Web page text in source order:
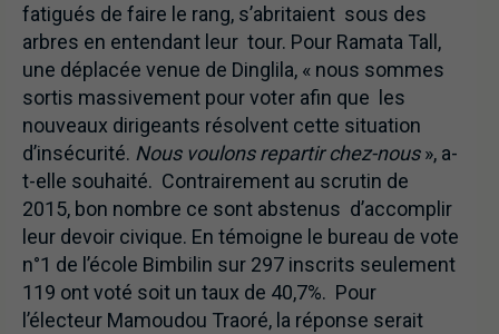
fatigués de faire le rang, s’abritaient sous des
arbres en entendant leur tour. Pour Ramata Tall,
une déplacée venue de Dinglila, « nous sommes
sortis massivement pour voter afin que les
nouveaux dirigeants résolvent cette situation
d’insécurité. Nous voulons repartir chez-nous», a-
t-elle souhaité. Contrairement au scrutin de
2015, bon nombre ce sont abstenus d’accomplir
leur devoir civique. En témoigne le bureau de vote
n°1 de l’école Bimbilin sur 297 inscrits seulement
119 ont voté soit un taux de 40,7%. Pour
l’électeur Mamoudou Traoré, la réponse serait